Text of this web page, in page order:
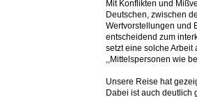
Mit Konflikten und
Deutschen, zwischen
Wertvorstellungen und
entscheidend zum
setzt eine solche
,,Mittelspersonen wie
Unsere Reise hat
Dabei ist auch deutlich